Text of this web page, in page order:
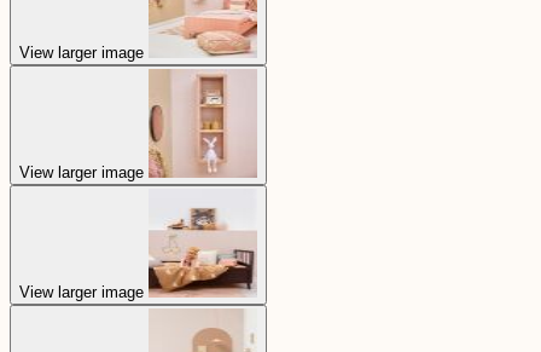
View larger image
View larger image
View larger image